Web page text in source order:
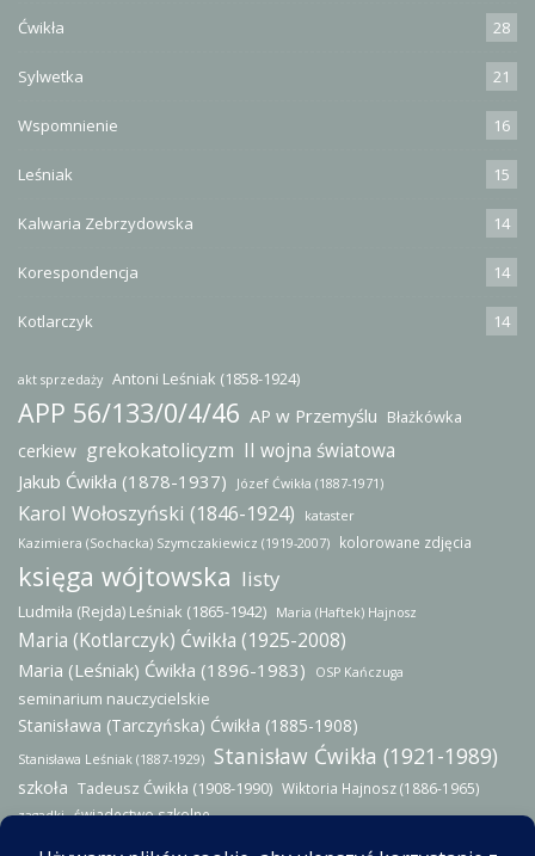
Ćwikła 28
Sylwetka 21
Wspomnienie 16
Leśniak 15
Kalwaria Zebrzydowska 14
Korespondencja 14
Kotlarczyk 14
akt sprzedaży Antoni Leśniak (1858-1924)
APP 56/133/0/4/46 AP w Przemyślu Błażkówka
cerkiew grekokatolicyzm II wojna światowa
Jakub Ćwikła (1878-1937) Józef Ćwikła (1887-1971)
Karol Wołoszyński (1846-1924)
kataster
Kazimiera (Sochacka) Szymczakiewicz (1919-2007)
kolorowane zdjęcia
księga wójtowska listy
Ludmiła (Rejda) Leśniak (1865-1942) Maria (Haftek) Hajnosz
Maria (Kotlarczyk) Ćwikła (1925-2008)
Maria (Leśniak) Ćwikła (1896-1983) OSP Kańczuga
seminarium nauczycielskie
Stanisława (Tarczyńska) Ćwikła (1885-1908)
Stanisława Leśniak (1887-1929) Stanisław Ćwikła (1921-1989)
szkoła Tadeusz Ćwikła (1908-1990) Wiktoria Hajnosz (1886-1965)
zagadki świadectwo szkolne